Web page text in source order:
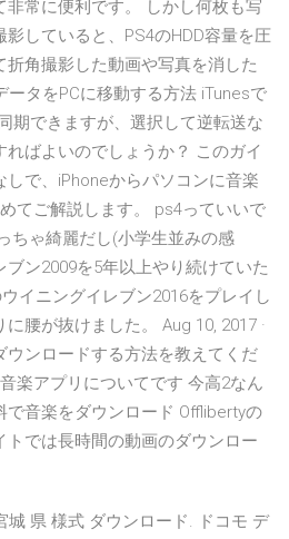
非常に便利です。 しかし何枚も写
していると、PS4のHDD容量を圧
角撮影した動画や写真を消した
ータをPCに移動する方法 iTunesで
期できますが、選択して逆転送な
ればよいのでしょうか？ このガイ
しで、iPhoneからパソコンに音楽
てご解説します。 ps4っていいで
ちゃ綺麗だし(小学生並みの感
ン2009を5年以上やり続けていた
イニングイレブン2016をプレイし
腰が抜けました。 Aug 10, 2017 ·
ウンロードする方法を教えてくだ
楽アプリについてです 今高2なん
で音楽をダウンロード Offlibertyの
では長時間の動画のダウンロー
城 県 様式 ダウンロード. ドコモ デ